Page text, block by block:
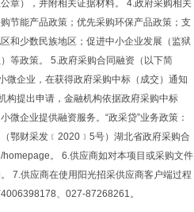
章），并附相关证据材料。 4.政府采购相关
节能产品政策；优先采购环保产品政策；支
和少数民族地区；促进中小企业发展（监狱
等政策。 5.政府采购合同融资（以下简
微企业，在获得政府采购中标（成交）通知
构提出申请，金融机构依据政府采购中标
微企业提供融资服务。“政采贷”业务政策：
鄂财采发﹝2020﹞5号）湖北省政府采购合
。 6.供应商如对本项目或采购文件
7.供应商在使用阳光招采供应商客户端过程
、027-87268261。